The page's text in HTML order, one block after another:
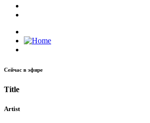
Сейчас в эфире
Title
Artist